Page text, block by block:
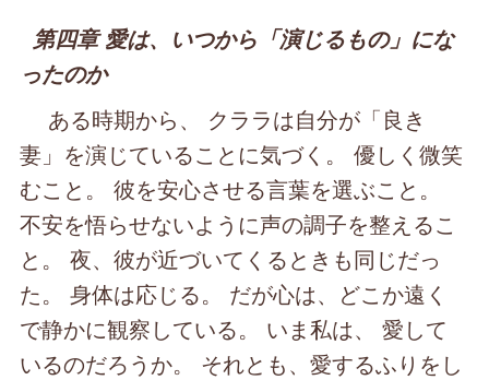
第四章 愛は、いつから「演じるもの」にな
ったのか
ある時期から、 クララは自分が「良き
妻」を演じていることに気づく。 優しく微笑
むこと。 彼を安心させる言葉を選ぶこと。
不安を悟らせないように声の調子を整えるこ
と。 夜、彼が近づいてくるときも同じだっ
た。 身体は応じる。 だが心は、どこか遠く
で静かに観察している。 いま私は、 愛して
いるのだろうか。 それとも、愛するふりをし